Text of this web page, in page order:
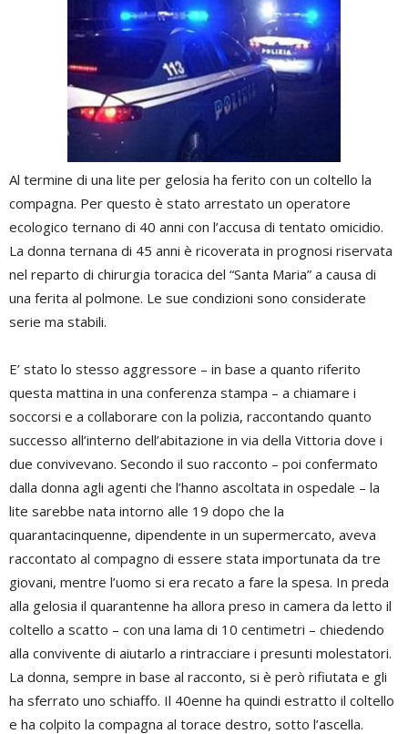
Al termine di una lite per gelosia ha ferito con un coltello la
compagna. Per questo è stato arrestato un operatore
ecologico ternano di 40 anni con l’accusa di tentato omicidio.
La donna ternana di 45 anni è ricoverata in prognosi riservata
nel reparto di chirurgia toracica del “Santa Maria” a causa di
una ferita al polmone. Le sue condizioni sono considerate
serie ma stabili.
E’ stato lo stesso aggressore – in base a quanto riferito
questa mattina in una conferenza stampa – a chiamare i
soccorsi e a collaborare con la polizia, raccontando quanto
successo all’interno dell’abitazione in via della Vittoria dove i
due convivevano. Secondo il suo racconto – poi confermato
dalla donna agli agenti che l’hanno ascoltata in ospedale – la
lite sarebbe nata intorno alle 19 dopo che la
quarantacinquenne, dipendente in un supermercato, aveva
raccontato al compagno di essere stata importunata da tre
giovani, mentre l’uomo si era recato a fare la spesa. In preda
alla gelosia il quarantenne ha allora preso in camera da letto il
coltello a scatto – con una lama di 10 centimetri – chiedendo
alla convivente di aiutarlo a rintracciare i presunti molestatori.
La donna, sempre in base al racconto, si è però rifiutata e gli
ha sferrato uno schiaffo. Il 40enne ha quindi estratto il coltello
e ha colpito la compagna al torace destro, sotto l’ascella.